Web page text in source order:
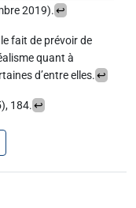
2019).↩
fait de prévoir de
quant à
d’entre elles.↩
184.↩